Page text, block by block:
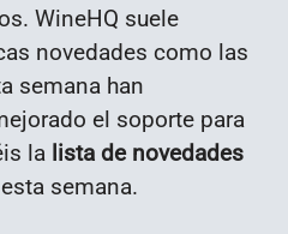
WineHQ suele
novedades como las
semana han
el soporte para
la lista de novedades
semana.